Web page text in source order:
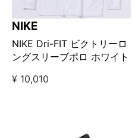
NIKE
NIKE Dri-FIT ビクトリーロ
ングスリーブポロ ホワイト
¥ 10,010